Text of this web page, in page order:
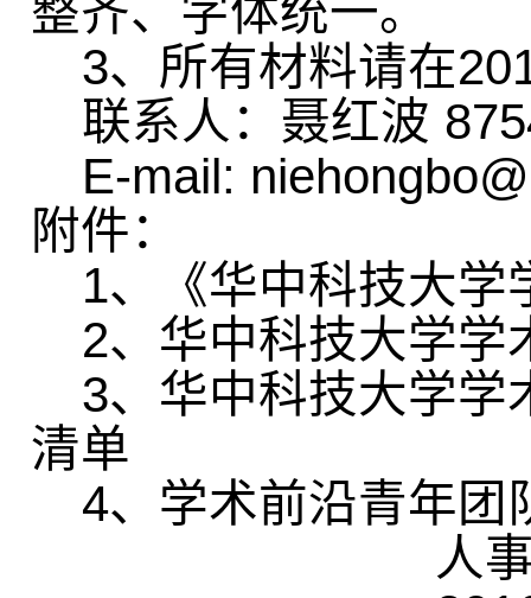
整齐、字体统一。
3、 所有材料请在
联系人：聂红波
E-mail:
附件：
1、《华中科技大学
2、华中科技大学学
3、华中科技大学学
清单
4、学术前沿青年团
人